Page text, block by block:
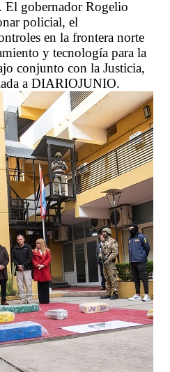
El gobernador Rogelio
policial, el
en la frontera norte
y tecnología para la
conjunto con la Justicia,
a DIARIOJUNIO.